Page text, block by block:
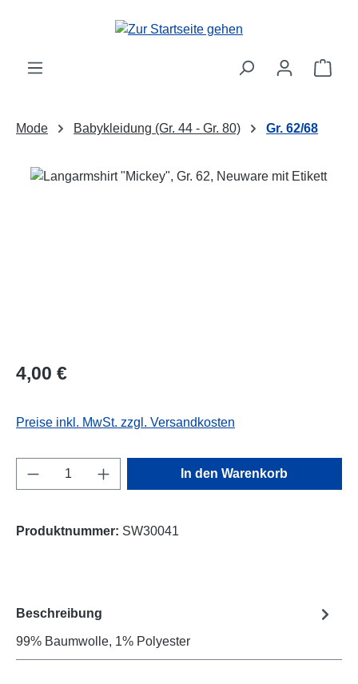
Zum Hauptinhalt springen
Mode Babykleidung (Gr. 44 - Gr. 80) Gr. 62/68
Bildergalerie überspringen
Regulärer Preis:
4,00 €
Preise inkl. MwSt. zzgl. Versandkosten
Produkt Anzahl: Gib den gewünschten
In den Warenkorb
Produktnummer: SW30041
Beschreibung
99% Baumwolle, 1% Polyester